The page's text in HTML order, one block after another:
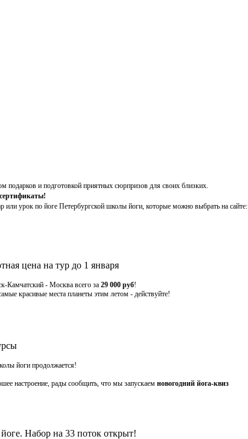
подарков и подготовкой приятных сюрпризов для своих близких.
урок по йоге Петербургской школы йоги, которые можно выбрать на сайте:
цена на тур до 1 января
Камчатский - Москва всего за 29 000 руб!
красивые места планеты этим летом - действуйте!
йоги продолжается!
настроение, рады сообщить, что мы запускаем новогодний йога-квиз
Набор на 33 поток открыт!